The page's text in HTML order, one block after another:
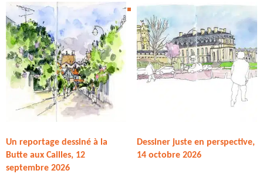
Un reportage dessiné à la
Butte aux Cailles, 12
septembre 2026
Dessiner juste en perspective,
14 octobre 2026